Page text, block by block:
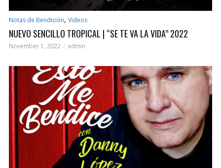
Notas de Bendición, Videos
NUEVO SENCILLO TROPICAL | “SE TE VA LA VIDA” 2022
November 1, 2022 admin